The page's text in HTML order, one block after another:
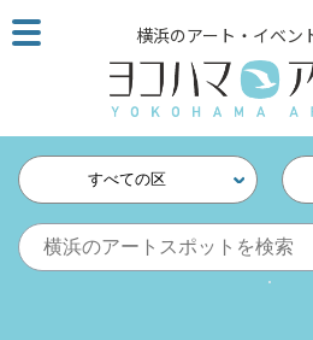
こ
の
ジ
そ
ま
横浜のアート・イベン
すべての区